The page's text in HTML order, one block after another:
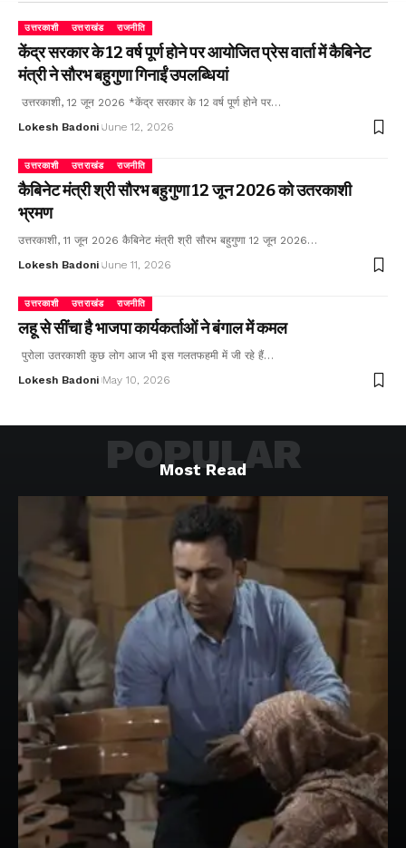
उत्तरकाशी उत्तराखंड राजनीति
केंद्र सरकार के 12 वर्ष पूर्ण होने पर आयोजित प्रेस वार्ता में कैबिनेट
मंत्री ने सौरभ बहुगुणा गिनाईं उपलब्धियां
उत्तरकाशी, 12 जून 2026 *केंद्र सरकार के 12 वर्ष पूर्ण होने पर…
Lokesh Badoni June 12, 2026
उत्तरकाशी उत्तराखंड राजनीति
कैबिनेट मंत्री श्री सौरभ बहुगुणा 12 जून 2026 को उतरकाशी
भ्रमण
उत्तरकाशी, 11 जून 2026 कैबिनेट मंत्री श्री सौरभ बहुगुणा 12 जून 2026…
Lokesh Badoni June 11, 2026
उत्तरकाशी उत्तराखंड राजनीति
लहू से सींचा है भाजपा कार्यकर्ताओं ने बंगाल में कमल
पुरोला उतरकाशी कुछ लोग आज भी इस गलतफहमी में जी रहे हैं…
Lokesh Badoni May 10, 2026
Most Read
POPULAR